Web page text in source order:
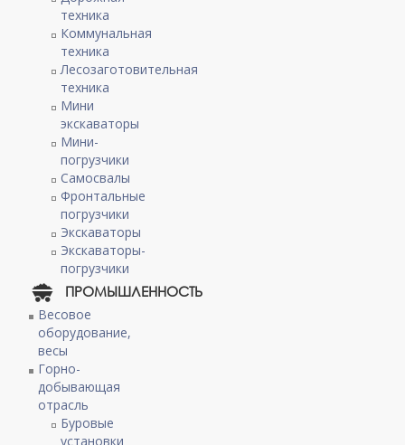
техника
Коммунальная
техника
Лесозаготовительная
техника
Мини
экскаваторы
Мини-
погрузчики
Самосвалы
Фронтальные
погрузчики
Экскаваторы
Экскаваторы-
погрузчики
ПРОМЫШЛЕННОСТЬ
Весовое
оборудование,
весы
Горно-
добывающая
отрасль
Буровые
установки